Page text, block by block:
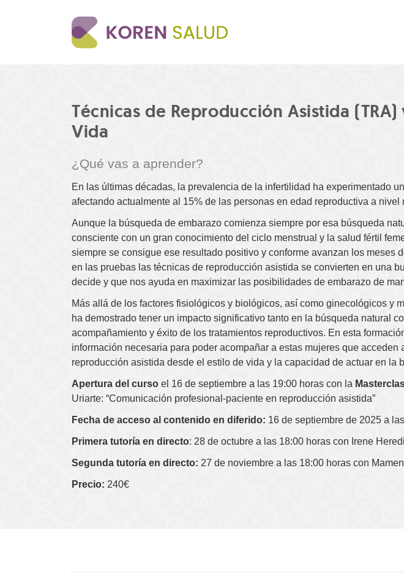
Técnicas de Reproducción Asistida (TRA)
Vida
¿Qué vas a aprender?
En las últimas décadas, la prevalencia de la infertilidad ha experimentado
afectando actualmente al 15% de las personas en edad reproductiva a nivel
Aunque la búsqueda de embarazo comienza siempre por esa búsqueda
consciente con un gran conocimiento del ciclo menstrual y la salud fértil
siempre se consigue ese resultado positivo y conforme avanzan los meses
en las pruebas las técnicas de reproducción asistida se convierten en una
decide y que nos ayuda en maximizar las posibilidades de embarazo de
Más allá de los factores fisiológicos y biológicos, así como ginecológicos y
ha demostrado tener un impacto significativo tanto en la búsqueda natural
acompañamiento y éxito de los tratamientos reproductivos. En esta
información necesaria para poder acompañar a estas mujeres que acceden
reproducción asistida desde el estilo de vida y la capacidad de actuar en la
Apertura del curso el 16 de septiembre a las 19:00 horas con la
Uriarte: “Comunicación profesional-paciente en reproducción asistida”
Fecha de acceso al contenido en diferido: 16 de septiembre de 2025 a
Primera tutoría en directo: 28 de octubre a las 18:00 horas con Irene
Segunda tutoría en directo: 27 de noviembre a las 18:00 horas con
Precio: 240€